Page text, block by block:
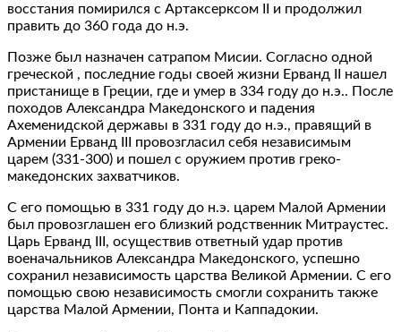
восстания помирился с Артаксерксом II и продолжил
править до 360 года до н.э.
Позже был назначен сатрапом Мисии. Согласно одной
греческой , последние годы своей жизни Ерванд ΙΙ нашел
пристанище в Греции, где и умер в 334 году до н.э.. После
походов Александра Македонского и падения
Ахеменидской державы в 331 году до н.э., правящий в
Армении Ерванд ΙΙI провозгласил себя независимым
царем (331-300) и пошел с оружием против греко-
македонских захватчиков.
С его помощью в 331 году до н.э. царем Малой Армении
был провозглашен его близкий родственник Митраустес.
Царь Ерванд ΙΙΙ, осуществив ответный удар против
военачальников Александра Македонского, успешно
сохранил независимость царства Великой Армении. С его
помощью свою независимость смогли сохранить также
царства Малой Армении, Понта и Каппадокии.